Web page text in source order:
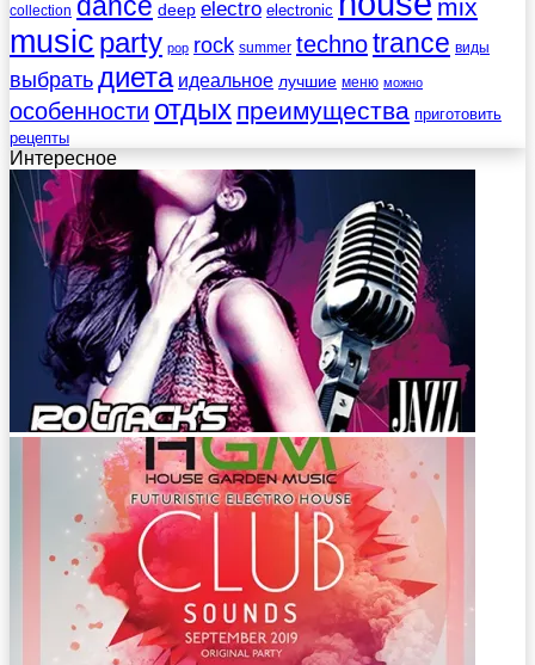
collection dance deep electro electronic mix
music party pop rock summer technotrance виды
выбратьдиета идеальное лучшие меню можно
особенности отдых преимущества приготовить
рецепты
Интересное